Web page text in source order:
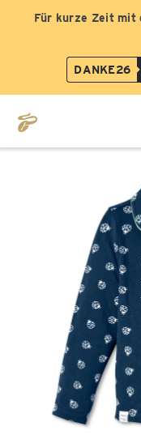
Für kurze Zeit mit
DANKE26